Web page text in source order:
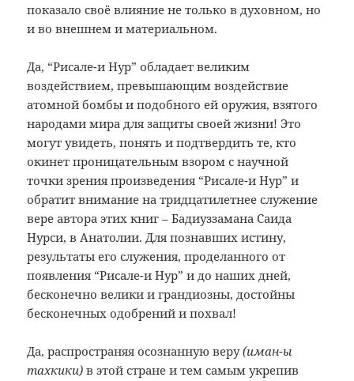
показало своё влияние не только в духовном, но
и во внешнем и материальном.
Да, “Рисале-и Нур” обладает великим
воздействием, превышающим воздействие
атомной бомбы и подобного ей оружия, взятого
народами мира для защиты своей жизни! Это
могут увидеть, понять и подтвердить те, кто
окинет проницательным взором с научной
точки зрения произведения “Рисале-и Нур” и
обратит внимание на тридцатилетнее служение
вере автора этих книг – Бадиуззамана Саида
Нурси, в Анатолии. Для познавших истину,
результаты его служения, проделанного от
появления “Рисале-и Нур” и до наших дней,
бесконечно велики и грандиозны, достойны
бесконечных одобрений и похвал!
Да, распространяя осознанную веру(иман-ы
тахкики) в этой стране и тем самым укрепив